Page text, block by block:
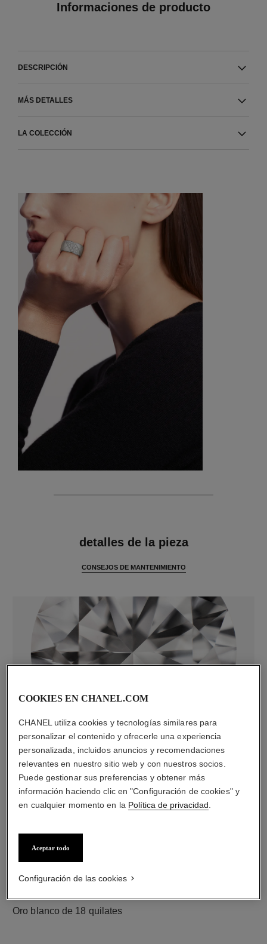
Informaciones de producto
DESCRIPCIÓN
MÁS DETALLES
LA COLECCIÓN
detalles de la pieza
CONSEJOS DE MANTENIMIENTO
23 diamantes talla brillante con un total de 0,73 quilate
Las características de cada pieza pueden variar**
Oro blanco de 18 quilates
COOKIES EN CHANEL.COM
CHANEL utiliza cookies y tecnologías similares para
personalizar el contenido y ofrecerle una experiencia
personalizada, incluidos anuncios y recomendaciones
relevantes en nuestro sitio web y con nuestros socios.
Puede gestionar sus preferencias y obtener más
información haciendo clic en "Configuración de cookies" y
en cualquier momento en la Política de privacidad
Aceptar todo
Configuración de las cookies